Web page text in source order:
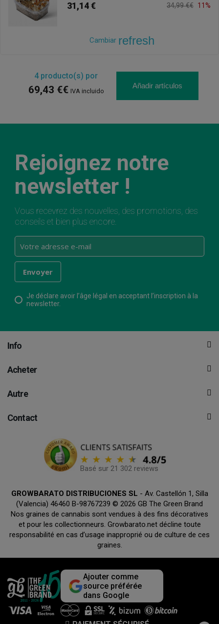
31,14 € 34,99 €€ 11%
Cambiar refresh
4producto(s) por
69,43 €€ IVA incluido
Añadir artículos
Rejoignez notre
newsletter !
Vous recevrez des nouvelles, des promotions, des
conseils et bien plus encore.
Je déclare avoir l’âge légal en acceptant l’inscription à la
newsletter.
Info
Acheter
Autre
Contact
Basé sur 21 302 reviews
GROWBARATO DISTRIBUCIONES SL - Av. Castellón 1, Silla
(Valencia) 46460 B-98767239 © 2026 GB The Green Brand
Nos graines de cannabis sont vendues à des fins décoratives
et pour les collectionneurs. Growbarato.net décline toute
responsabilité en cas d’usage inapproprié ou de culture de ces
graines.
Ajouter comme
source préférée
dans Google